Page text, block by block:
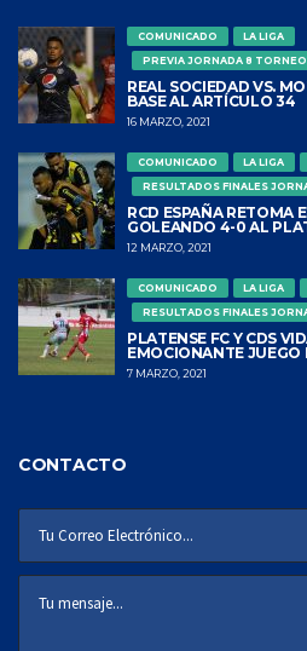
COMUNICADO
LA LIGA
PREVIA JORNADA 8 TORNEO
REAL SOCIEDAD VS.
BASE AL ARTÍCULO 34
16 MARZO, 2021
COMUNICADO LA LIGA
RESULTADOS FINALES
RCD ESPAÑA RETOMA
GOLEANDO 4-0 AL
12 MARZO, 2021
COMUNICADO LA LIGA
RESULTADOS FINALES
PLATENSE FC Y CDS
EMOCIONANTE JUEGO
7 MARZO, 2021
CONTACTO